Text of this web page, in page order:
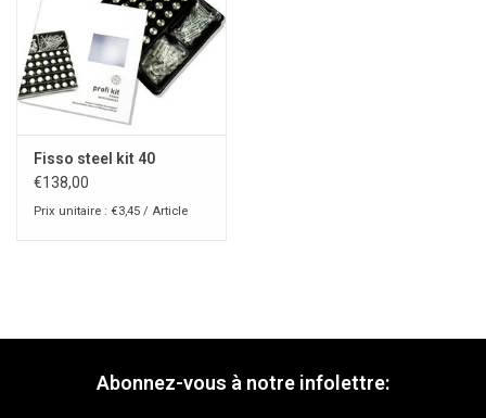
Fisso steel kit 40
€138,00
Prix unitaire : €3,45 / Article
Abonnez-vous à notre infolettre: